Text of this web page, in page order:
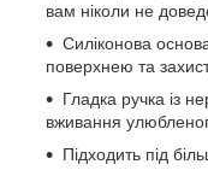
вам ніколи не
Силіконова
поверхнею та
Гладка ручка із
вживання
Підходить під